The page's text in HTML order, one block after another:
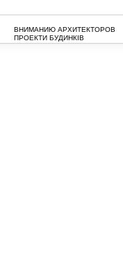
ВНИМАНИЮ АРХИТЕКТОРОВ
ПРОЕКТИ БУДИНКІВ